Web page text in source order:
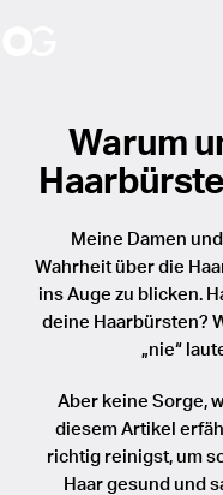
Limited Editions
Inner Child
Unlock The Secret
And Beyond
Katalog
Haarbürsten
Expert
Fingerbrush
MultiBrush
World of OG
Ambassadors
Events
Über uns
Arbeiten bei OG
de
Warum
Meine Damen
Wahrheit über die
ins Auge zu blicken.
deine Haarbürsten?
„nie“
Aber keine Sorge,
diesem Artikel
richtig reinigst, um
Haar gesund und